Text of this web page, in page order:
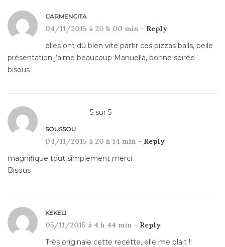
CARMENCITA
04/11/2015 à 20 h 00 min - Reply
elles ont dû bien vite partir ces pizzas balls, belle
présentation j’aime beaucoup Manuella, bonne soirée
bisous
5 sur 5
SOUSSOU
04/11/2015 à 20 h 14 min - Reply
magnifique tout simplement merci
Bisous
KEKELI
05/11/2015 à 4 h 44 min - Reply
Très originale cette recette, elle me plait !!